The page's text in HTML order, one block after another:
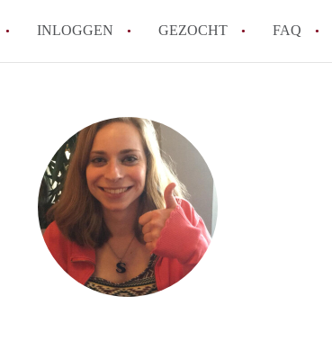
INLOGGEN GEZOCHT FAQ
How to translate AppartementGouda!
Wat is AppartementGouda?
Hoeveel kost het om te reageren op een
Wat is de privacyverklaring van
Berekent AppartementGouda
Alle veelgestelde vragen